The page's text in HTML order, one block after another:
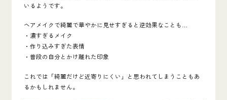
いるようです。
ヘアメイクで綺麗で華やかに見せすぎると逆効果なことも…
・濃すぎるメイク
・作り込みすぎた表情
・普段の自分とかけ離れた印象
これでは「綺麗だけど近寄りにくい」と思われてしまうこともあ
るかもしれません。